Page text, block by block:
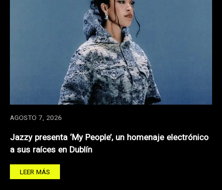
AGOSTO 7, 2026
Jazzy presenta ‘My People’, un homenaje electrónico
a sus raíces en Dublín
LEER MÁS